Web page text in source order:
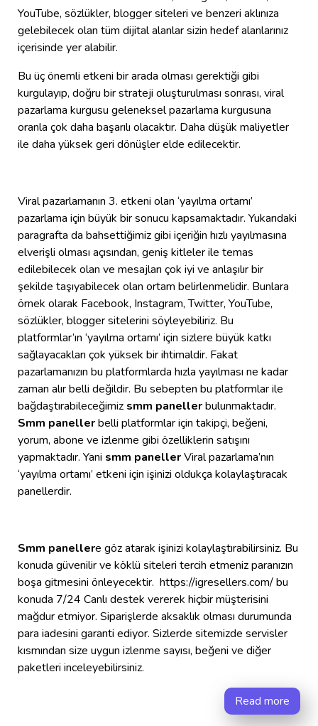
YouTube, sözlükler, blogger siteleri ve benzeri aklınıza
gelebilecek olan tüm dijital alanlar sizin hedef alanlarınız
içerisinde yer alabilir.
Bu üç önemli etkeni bir arada olması gerektiği gibi
kurgulayıp, doğru bir strateji oluşturulması sonrası, viral
pazarlama kurgusu geleneksel pazarlama kurgusuna
oranla çok daha başarılı olacaktır. Daha düşük maliyetler
ile daha yüksek geri dönüşler elde edilecektir.
Viral pazarlamanın 3. etkeni olan ‘yayılma ortamı’
pazarlama için büyük bir sonucu kapsamaktadır. Yukarıdaki
paragrafta da bahsettiğimiz gibi içeriğin hızlı yayılmasına
elverişli olması açısından, geniş kitleler ile temas
edilebilecek olan ve mesajları çok iyi ve anlaşılır bir
şekilde taşıyabilecek olan ortam belirlenmelidir. Bunlara
örnek olarak Facebook, Instagram, Twitter, YouTube,
sözlükler, blogger sitelerini söyleyebiliriz. Bu
platformlar’ın ‘yayılma ortamı’ için sizlere büyük katkı
sağlayacakları çok yüksek bir ihtimaldir. Fakat
pazarlamanızın bu platformlarda hızla yayılması ne kadar
zaman alır belli değildir. Bu sebepten bu platformlar ile
bağdaştırabileceğimiz smm panellerbulunmaktadır.
Smm panellerbelli platformlar için takipçi, beğeni,
yorum, abone ve izlenme gibi özelliklerin satışını
yapmaktadır. Yani smm panellerViral pazarlama’nın
‘yayılma ortamı’ etkeni için işinizi oldukça kolaylaştıracak
panellerdir.
Smm panellere göz atarak işinizi kolaylaştırabilirsiniz. Bu
konuda güvenilir ve köklü siteleri tercih etmeniz paranızın
boşa gitmesini önleyecektir. https://igresellers.com/ bu
konuda 7/24 Canlı destek vererek hiçbir müşterisini
mağdur etmiyor. Siparişlerde aksaklık olması durumunda
para iadesini garanti ediyor. Sizlerde sitemizde servisler
kısmından size uygun izlenme sayısı, beğeni ve diğer
paketleri inceleyebilirsiniz.
Read more